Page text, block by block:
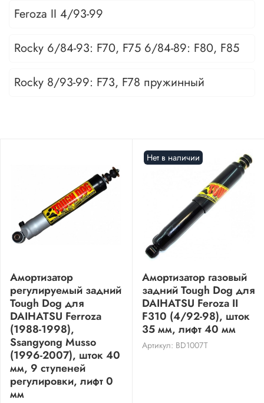
Feroza II 4/93-99
Rocky 6/84-93: F70, F75 6/84-89: F80, F85
Rocky 8/93-99: F73, F78 пружинный
Амортизатор
регулируемый задний
Tough Dog для
DAIHATSU Ferroza
(1988-1998),
Ssangyong Musso
(1996-2007), шток 40
мм, 9 ступеней
регулировки, лифт 0
мм
Нет в наличии
Амортизатор газовый
задний Tough Dog для
DAIHATSU Feroza II
F310 (4/92-98), шток
35 мм, лифт 40 мм
Артикул: BD1007T